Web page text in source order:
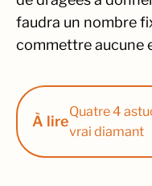
faudra un nombre
commettre aucune
À lire
Quatre 4
vrai diamant